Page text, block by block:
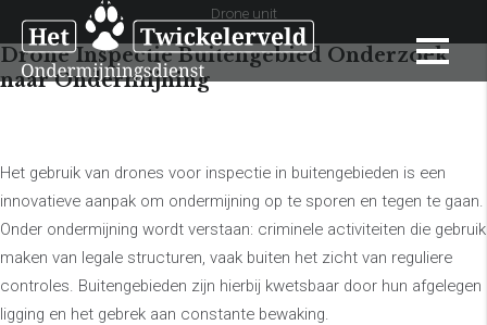
Drone unit
Drone Inspectie Buitengebied Onderzoek
naar Ondermijning
Het gebruik van drones voor inspectie in buitengebieden is een
innovatieve aanpak om ondermijning op te sporen en tegen te gaan.
Onder ondermijning wordt verstaan: criminele activiteiten die gebruik
maken van legale structuren, vaak buiten het zicht van reguliere
controles. Buitengebieden zijn hierbij kwetsbaar door hun afgelegen
ligging en het gebrek aan constante bewaking.